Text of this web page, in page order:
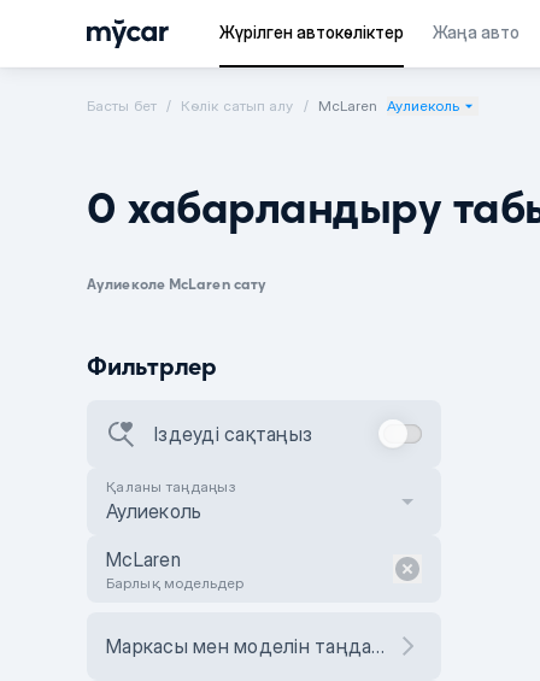
Жүрілген автокөліктер Жаңа авто
Басты бет Көлік сатып алу McLaren Аулиеколь
0 хабарландыру
Аулиеколе McLaren сату
Фильтрлер
Іздеуді сақтаңыз
Қаланы таңдаңыз
Аулиеколь
McLaren
Барлық модельдер
Маркасы мен моделін таңдаңыз